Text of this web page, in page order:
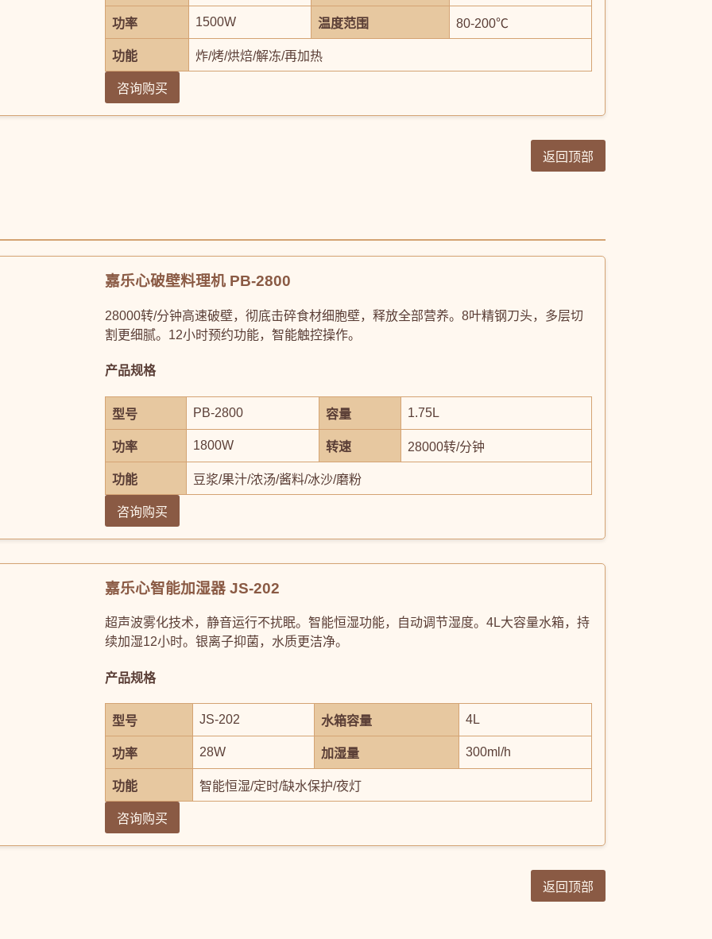
功率 1500W 温度范围 80-200℃
功能 炸/烤/烘焙/解冻/再加热
咨询购买
返回顶部
嘉乐心破壁料理机 PB-2800
28000转/分钟高速破壁，彻底击碎食材细胞壁，释放全部营养。8叶精钢刀头，多层切
割更细腻。12小时预约功能，智能触控操作。
产品规格
型号 PB-2800 容量 1.75L
功率 1800W 转速 28000转/分钟
功能 豆浆/果汁/浓汤/酱料/冰沙/磨粉
咨询购买
嘉乐心智能加湿器 JS-202
超声波雾化技术，静音运行不扰眠。智能恒湿功能，自动调节湿度。4L大容量水箱，持
续加湿12小时。银离子抑菌，水质更洁净。
产品规格
型号 JS-202 水箱容量 4L
功率 28W 加湿量 300ml/h
功能 智能恒湿/定时/缺水保护/夜灯
咨询购买
返回顶部